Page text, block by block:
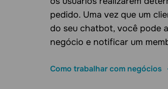
pedido. Uma vez que um
do seu chatbot, você pode
negócio e notificar um
Como trabalhar com negócios